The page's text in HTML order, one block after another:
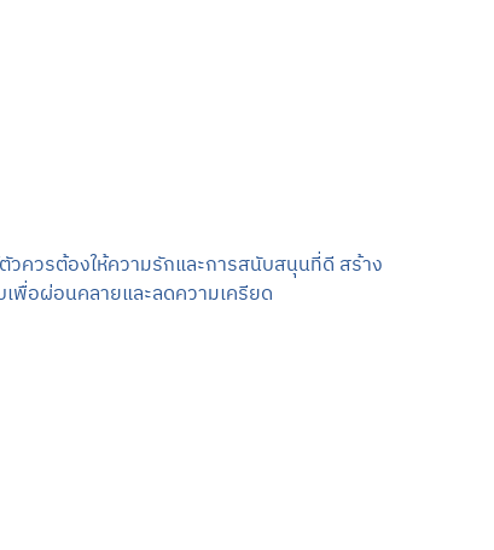
ควรต้องให้ความรักและการสนับสนุนที่ดี สร้าง
เพื่อผ่อนคลายและลดความเครียด